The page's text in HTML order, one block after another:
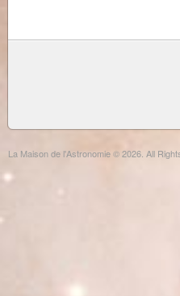
La Maison de l'Astronomie © 2026. All